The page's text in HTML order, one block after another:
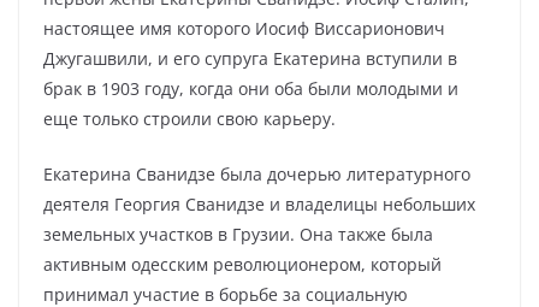
настоящее имя которого Иосиф Виссарионович
Джугашвили, и его супруга Екатерина вступили в
брак в 1903 году, когда они оба были молодыми и
еще только строили свою карьеру.
Екатерина Сванидзе была дочерью литературного
деятеля Георгия Сванидзе и владелицы небольших
земельных участков в Грузии. Она также была
активным одесским революционером, который
принимал участие в борьбе за социальную